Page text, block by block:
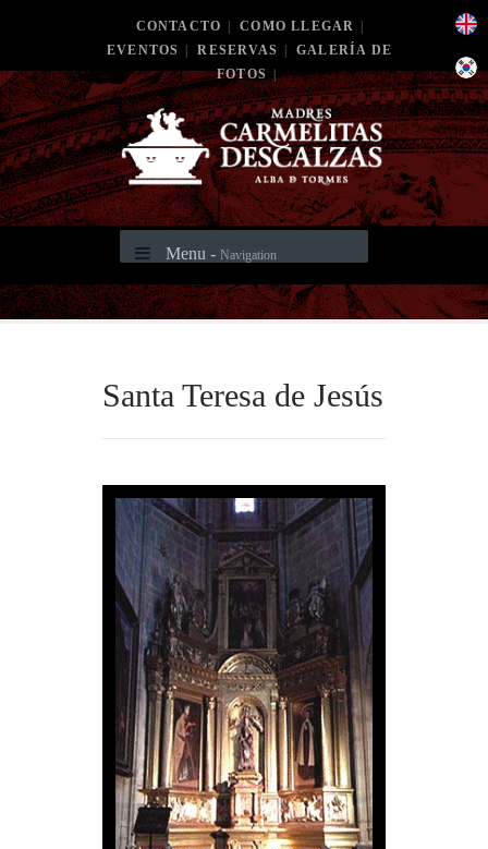
CONTACTO COMO LLEGAR
EVENTOS
RESERVAS
GALERÍA DE
FOTOS
Menu - Navigation
Santa Teresa de Jesús